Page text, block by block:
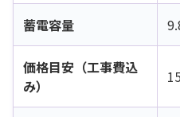
蓄電容量
価格目安（工事費込
み）